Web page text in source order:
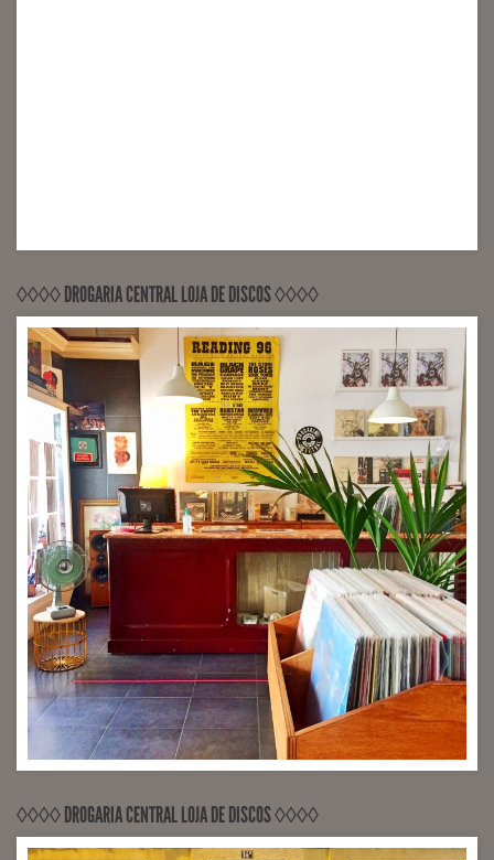
◊◊◊◊ DROGARIA CENTRAL LOJA DE DISCOS ◊◊◊◊
◊◊◊◊ DROGARIA CENTRAL LOJA DE DISCOS ◊◊◊◊